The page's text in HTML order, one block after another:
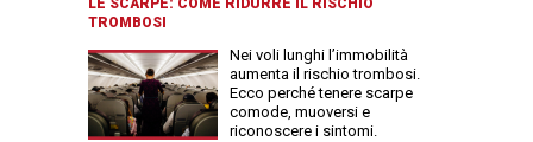
LE SCARPE: COME RIDURRE IL RISCHIO
TROMBOSI
Nei voli lunghi l’immobilità
aumenta il rischio trombosi.
Ecco perché tenere scarpe
comode, muoversi e
riconoscere i sintomi.